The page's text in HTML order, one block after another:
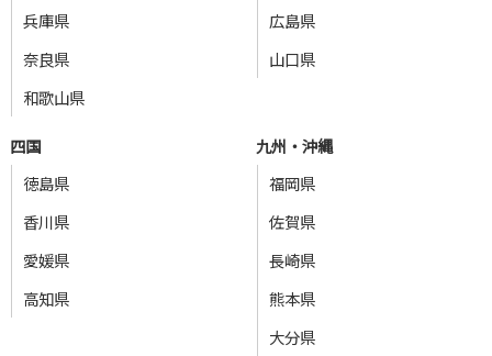
兵庫県
奈良県
和歌山県
広島県
山口県
四国
徳島県
香川県
愛媛県
高知県
九州・沖縄
福岡県
佐賀県
長崎県
熊本県
大分県